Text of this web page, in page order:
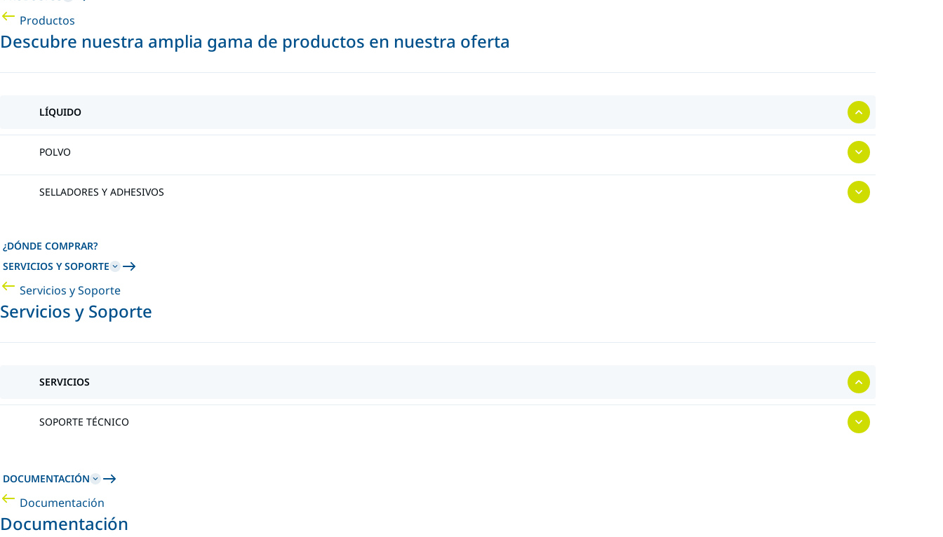
Productos
Descubre nuestra amplia gama de productos en nuestra oferta
LÍQUIDO
POLVO
SELLADORES Y ADHESIVOS
¿DÓNDE COMPRAR?
SERVICIOS Y SOPORTE
Servicios y Soporte
Servicios y Soporte
SERVICIOS
SOPORTE TÉCNICO
DOCUMENTACIÓN
Documentación
Documentación